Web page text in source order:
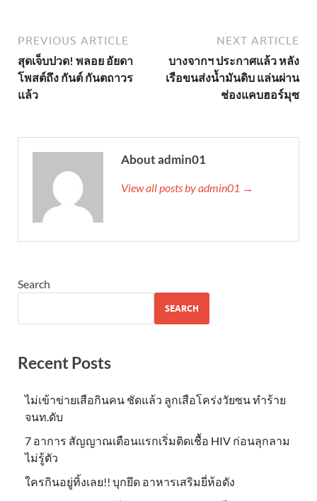
PREVIOUS ARTICLE
สุดเจ็บปวด! พลอย อัยดา
โพสต์ถึง กันต์ กันตถาวร
แล้ว
NEXT ARTICLE
บางจากฯ ประกาศแล้ว หลัง
เรือขนส่งน้ำมันดิบ แล่นผ่าน
ช่องแคบฮอร์มุซ
About admin01
View all posts by admin01 →
Search
SEARCH
Recent Posts
ไม่เข้าข่าย​เสือกินคน ชัดแล้ว ลูกเสือโคร่งวัยซน ทำร้าย
จนท.ดับ
7 อาการ สัญญาณเตือนแรกเริ่มติดเชื้อ HIV ก่อนลุกลาม
ไม่รู้ตัว
ใครกินอยู่ทิ้งเลย!! บุกยึด อาหารเสริมยี่ห้อดัง